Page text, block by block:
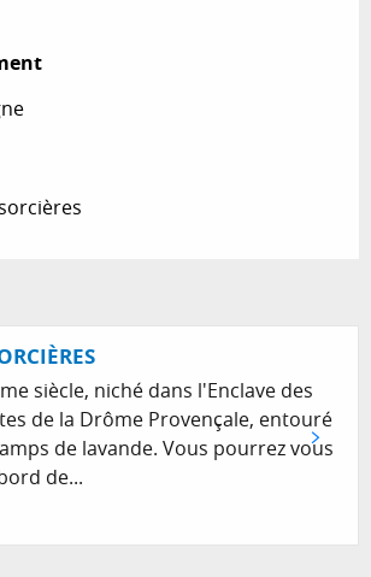
siècle, niché dans l'Enclave des
de la Drôme Provençale, entouré
de lavande. Vous pourrez vous
de...